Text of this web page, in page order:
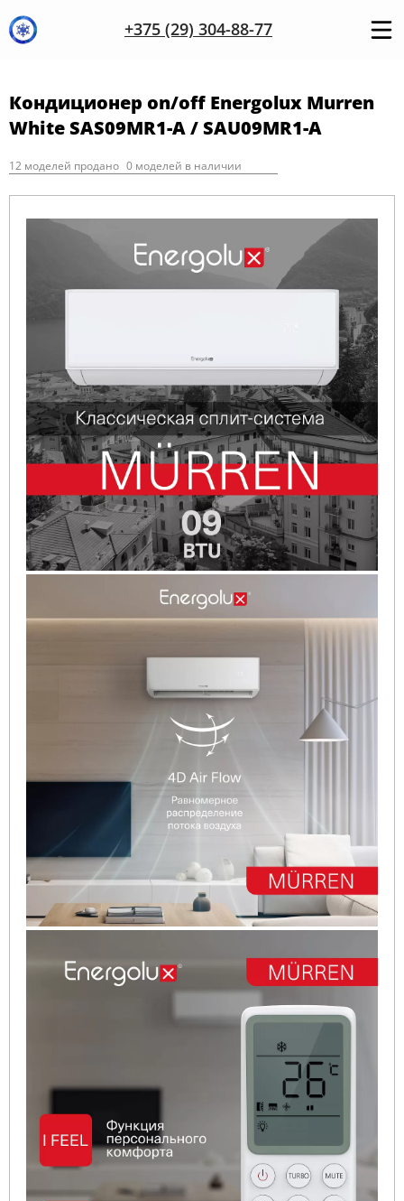
+375 (29) 304-88-77
Кондиционер on/off Energolux Murren
White SAS09MR1-A / SAU09MR1-A
12 моделей продано 0 моделей в наличии